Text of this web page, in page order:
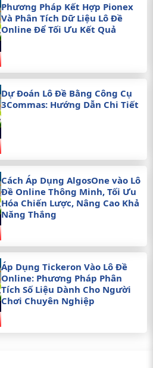
Phương Pháp Kết Hợp Pionex
Và Phân Tích Dữ Liệu Lô Đề
Online Để Tối Ưu Kết Quả
Dự Đoán Lô Đề Bằng Công Cụ
3Commas: Hướng Dẫn Chi Tiết
Cách Áp Dụng AlgosOne vào Lô
Đề Online Thông Minh, Tối Ưu
Hóa Chiến Lược, Nâng Cao Khả
Năng Thắng
Áp Dụng Tickeron Vào Lô Đề
Online: Phương Pháp Phân
Tích Số Liệu Dành Cho Người
Chơi Chuyên Nghiệp